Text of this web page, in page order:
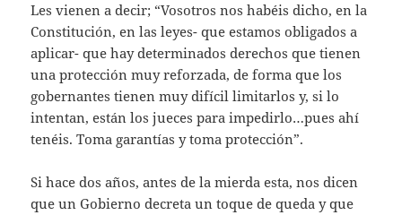
Les vienen a decir; “Vosotros nos habéis dicho, en la
Constitución, en las leyes- que estamos obligados a
aplicar- que hay determinados derechos que tienen
una protección muy reforzada, de forma que los
gobernantes tienen muy difícil limitarlos y, si lo
intentan, están los jueces para impedirlo…pues ahí
tenéis. Toma garantías y toma protección”.
Si hace dos años, antes de la mierda esta, nos dicen
que un Gobierno decreta un toque de queda y que